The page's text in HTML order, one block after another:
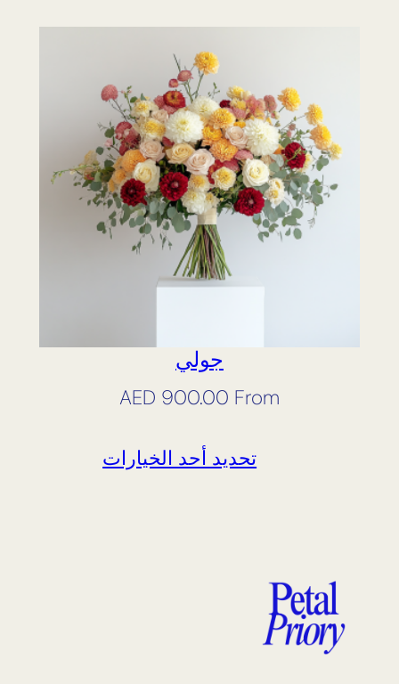
جولي
From
AED 900.00
تحديد أحد الخيارات